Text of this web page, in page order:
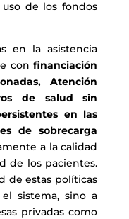
de los fondos
en la asistencia
confinanciación
Atención
de salud sin
en las
de sobrecarga
a la calidad
de los pacientes.
de estas políticas
sistema, sino a
privadas como